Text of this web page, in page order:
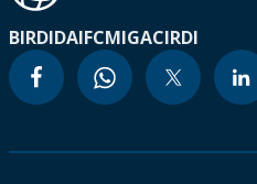
BIRDIDAIFCMIGACIRDI